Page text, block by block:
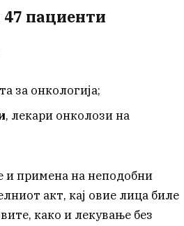
47 пациенти
за онкологија;
, лекари онколози на
и примена на неподобни
акт, кај овие лица биле
како и лекување без